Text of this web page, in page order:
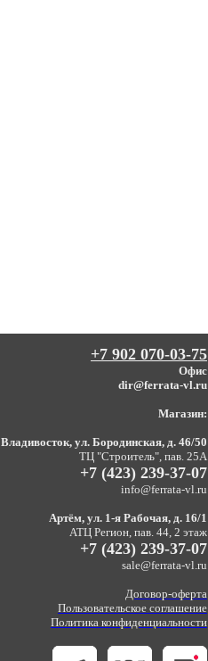
+7 902 070-03-75
Офис
dir@ferrata-vl.ru
Магазин:
Владивосток, ул. Бородинская, д. 46/50
ТЦ "Строитель", пав. 25А
+7 (423) 239-37-07
info@ferrata-vl.ru
Артём, ул. 1-я Рабочая, д. 16/1
АТЦ Регион, пав. 44, 2 этаж
+7 (423) 239-37-07
sale@ferrata-vl.ru
Договор-оферта
Пользовательское соглашение
Политика конфиденциальности